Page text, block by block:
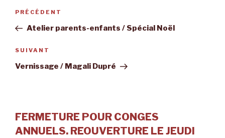
Navigation
l’article
Article
précédent
PRÉCÉDENT
Atelier parents-enfants / Spécial Noël
Article
suivant
SUIVANT
Vernissage / Magali Dupré
FERMETURE POUR CONGES
ANNUELS. REOUVERTURE LE JEUDI